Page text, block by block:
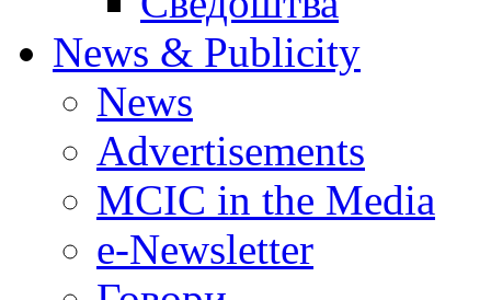
News & Publicity
News
Advertisements
MCIC in the Media
e-Newsletter